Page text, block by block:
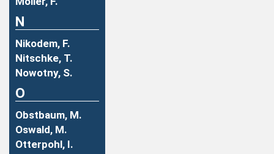
N
Nikodem, F.
Nitschke, T.
Nowotny, S.
O
Obstbaum, M.
Oswald, M.
Otterpohl, I.